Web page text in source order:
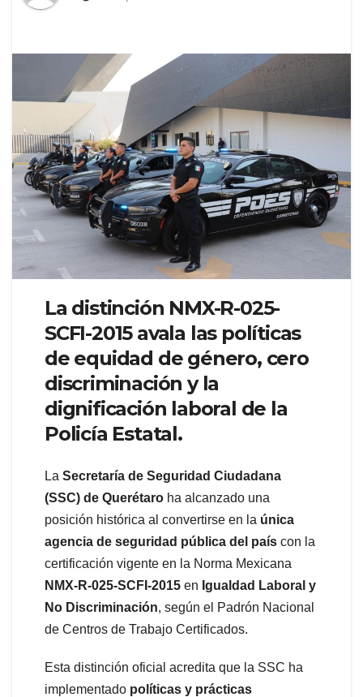
La distinción NMX-R-025-
SCFI-2015 avala las políticas
de equidad de género, cero
discriminación y la
dignificación laboral de la
Policía Estatal.
La Secretaría de Seguridad Ciudadana
(SSC) de Querétaro ha alcanzado una
posición histórica al convertirse en la única
agencia de seguridad pública del país con la
certificación vigente en la Norma Mexicana
NMX-R-025-SCFI-2015 en Igualdad Laboral y
No Discriminación, según el Padrón Nacional
de Centros de Trabajo Certificados.
Esta distinción oficial acredita que la SSC ha
implementado políticas y prácticas